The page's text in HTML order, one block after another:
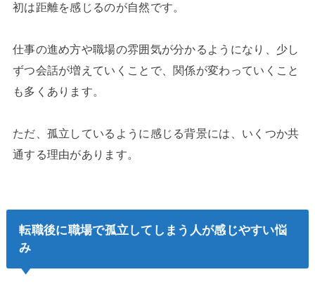
初は距離を感じるのが自然です。
仕事の進め方や職場の雰囲気が分かるようになり、少し
ずつ会話が増えていくことで、関係が変わっていくこと
も多くあります。
ただ、孤立しているように感じる背景には、いくつか共
通する理由があります。
転職後に職場で孤立してしまう人が感じやすい悩
み